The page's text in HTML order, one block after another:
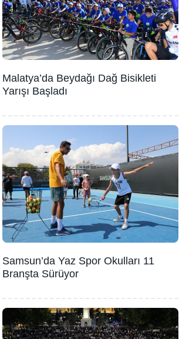
Malatya’da Beydağı Dağ Bisikleti
Yarışı Başladı
Samsun’da Yaz Spor Okulları 11
Branşta Sürüyor